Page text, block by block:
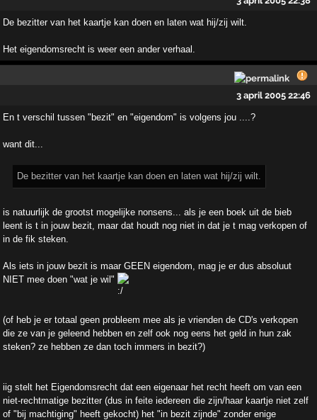
De bezitter van het kaartje kan doen en laten wat hij/zij wilt.
Het eigendomsrecht is weer een ander verhaal.
3 april 2005 22:46
En t verschil tussen "bezit" en "eigendom" is volgens jou ....?
want dit...
De bezitter van het kaartje kan doen en laten wat hij/zij wilt.
is natuurlijk de grootst mogelijke nonsens... als je een boek uit de bieb
leent is t in jouw bezit, maar dat houdt nog niet in dat je t mag verkopen of
in de fik steken.
Als iets in jouw bezit is maar GEEN eigendom, mag je er dus absoluut
NIET mee doen "wat je wil"
(of heb je er totaal geen probleem mee als je vrienden de CD's verkopen
die ze van je geleend hebben en zelf ook nog eens het geld in hun zak
steken? ze hebben ze dan toch immers in bezit?)
iig stelt het Eigendomsrecht dat een eigenaar het recht heeft om van een
niet-rechtmatige bezitter (dus in feite iedereen die zijn/haar kaartje niet zelf
of "bij machtiging" heeft gekocht) het "in bezit zijnde" zonder enige